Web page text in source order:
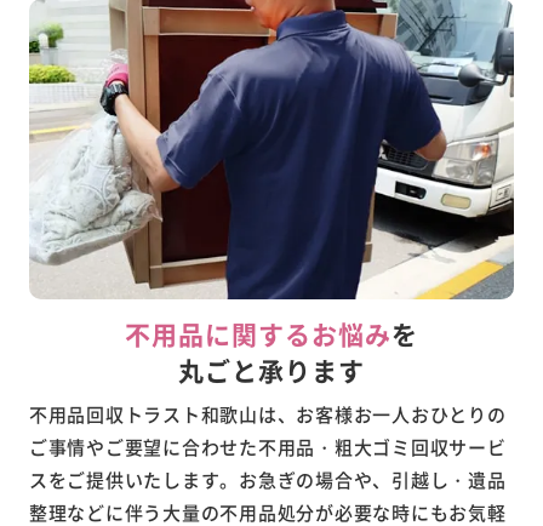
不用品に関するお悩みを
丸ごと承ります
不用品回収トラスト和歌山は、お客様お一人おひとりの
ご事情やご要望に合わせた不用品・粗大ゴミ回収サービ
スをご提供いたします。お急ぎの場合や、引越し・遺品
整理などに伴う大量の不用品処分が必要な時にもお気軽